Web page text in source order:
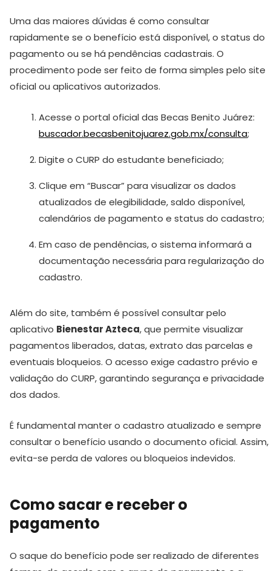
Uma das maiores dúvidas é como consultar
rapidamente se o benefício está disponível, o status do
pagamento ou se há pendências cadastrais. O
procedimento pode ser feito de forma simples pelo site
oficial ou aplicativos autorizados.
Acesse o portal oficial das Becas Benito Juárez:
buscador.becasbenitojuarez.gob.mx/consulta;
Digite o CURP do estudante beneficiado;
Clique em “Buscar” para visualizar os dados
atualizados de elegibilidade, saldo disponível,
calendários de pagamento e status do cadastro;
Em caso de pendências, o sistema informará a
documentação necessária para regularização do
cadastro.
Além do site, também é possível consultar pelo
aplicativo Bienestar Azteca, que permite visualizar
pagamentos liberados, datas, extrato das parcelas e
eventuais bloqueios. O acesso exige cadastro prévio e
validação do CURP, garantindo segurança e privacidade
dos dados.
É fundamental manter o cadastro atualizado e sempre
consultar o benefício usando o documento oficial. Assim,
evita-se perda de valores ou bloqueios indevidos.
Como sacar e receber o
pagamento
O saque do benefício pode ser realizado de diferentes